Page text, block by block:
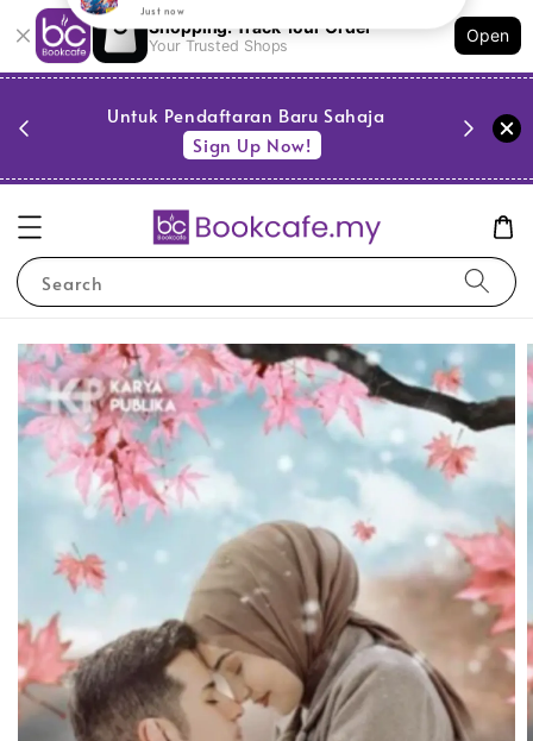
Shopping: Track Your Order
Your Trusted Shops
Open
Untuk Pendaftaran Baru Sahaja
Sign Up Now!
Search